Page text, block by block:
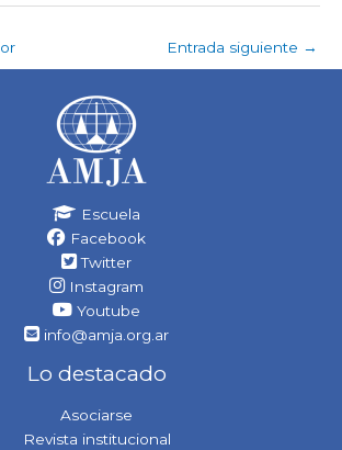
Entrada siguiente →
Escuela
Facebook
Twitter
Instagram
Youtube
info@amja.org.ar
Lo destacado
Asociarse
Revista institucional